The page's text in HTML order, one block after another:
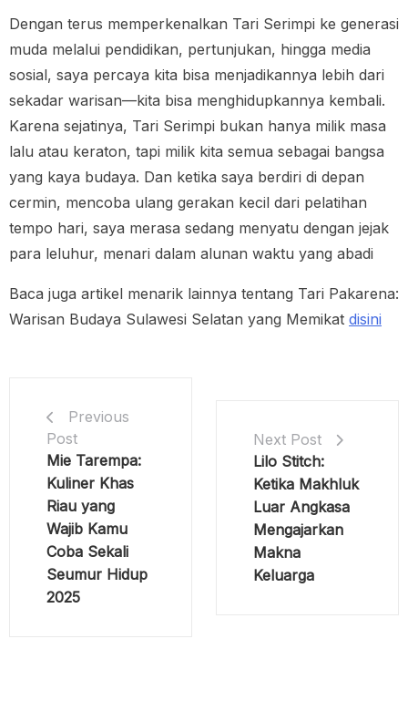
Dengan terus memperkenalkan Tari Serimpi ke generasi
muda melalui pendidikan, pertunjukan, hingga media
sosial, saya percaya kita bisa menjadikannya lebih dari
sekadar warisan—kita bisa menghidupkannya kembali.
Karena sejatinya, Tari Serimpi bukan hanya milik masa
lalu atau keraton, tapi milik kita semua sebagai bangsa
yang kaya budaya. Dan ketika saya berdiri di depan
cermin, mencoba ulang gerakan kecil dari pelatihan
tempo hari, saya merasa sedang menyatu dengan jejak
para leluhur, menari dalam alunan waktu yang abadi
Baca juga artikel menarik lainnya tentang Tari Pakarena:
Warisan Budaya Sulawesi Selatan yang Memikat disini
Previous
Post
Mie Tarempa:
Kuliner Khas
Riau yang
Wajib Kamu
Coba Sekali
Seumur Hidup
2025
Next Post
Lilo Stitch:
Ketika Makhluk
Luar Angkasa
Mengajarkan
Makna
Keluarga